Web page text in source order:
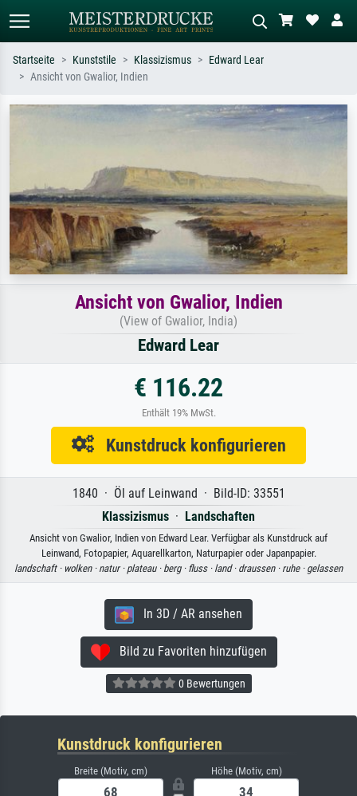
Hokusai, Akt.
Beschreiben Sie die Szene – z.B. Grüne
Wiese, Abstrakt mit viel Rot, Dunkles
Ölgemälde, Stehender Akt neben einem
Startseite Kunststile Klassizismus
Edward Lear
Ansicht von Gwalior, Indien
Ansicht von Gwalior, Indien
(View of Gwalior, India)
Edward Lear
€ 116.22
Enthält 19% MwSt.
Kunstdruck konfigurieren
1840 · Öl auf Leinwand · Bild-ID: 33551
Klassizismus · Landschaften
Ansicht von Gwalior, Indien von Edward Lear. Verfügbar als Kunstdruck auf
Leinwand, Fotopapier, Aquarellkarton, Naturpapier oder Japanpapier.
landschaft · wolken · natur · plateau · berg · fluss · land · draussen · ruhe · gelassen
In 3D / AR ansehen
Bild zu Favoriten hinzufügen
0 Bewertungen
Kunstdruck konfigurieren
Breite (Motiv, cm) Höhe (Motiv, cm)